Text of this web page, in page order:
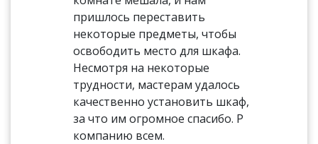
пришлось переставить
некоторые предметы, чтобы
освободить место для шкафа.
Несмотря на некоторые
трудности, мастерам удалось
качественно установить шкаф,
за что им огромное спасибо. Р
компанию всем.